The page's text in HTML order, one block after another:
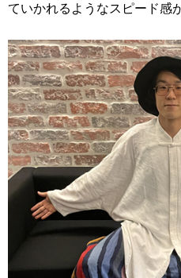
ていかれるようなスピード感